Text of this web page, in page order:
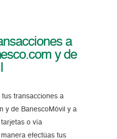
a
y de
tus transacciones a
y de BanescoMóvil y a
o vía
efectúas tus